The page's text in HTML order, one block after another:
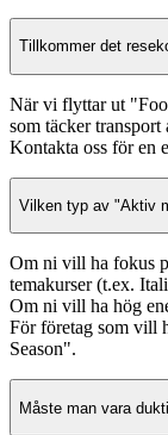
Tillkommer det
När vi flyttar ut
som täcker
Kontakta oss för en
Vilken typ av "Aktiv
Om ni vill ha fokus
temakurser (t.ex.
Om ni vill ha hög
För företag som vill
Season".
Måste man vara